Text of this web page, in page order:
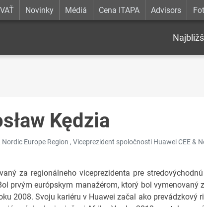
Novinky Médiá Cena ITAPA Advisors
Kędzia
Nordic Europe Region , Viceprezident spoločnosti Huawei CEE &
za regionálneho viceprezidenta pre
prvým európskym manažérom, ktorý bol vymenovaný
2008. Svoju kariéru v Huawei začal ako prevádzkový